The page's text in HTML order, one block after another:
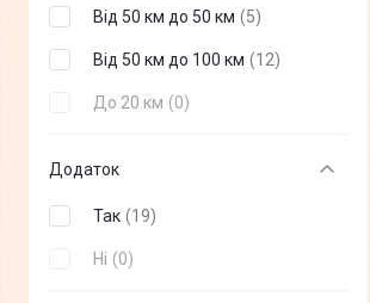
Від 50 км до 50 км (5)
Від 50 км до 100 км (12)
До 20 км (0)
Додаток
Так (19)
Ні (0)